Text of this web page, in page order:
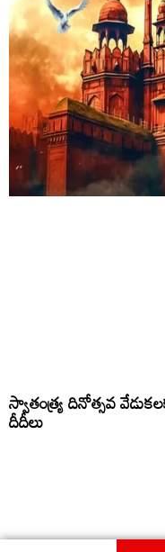
స్వాతంత్య్ర దినోత్సవ
దీదీలు